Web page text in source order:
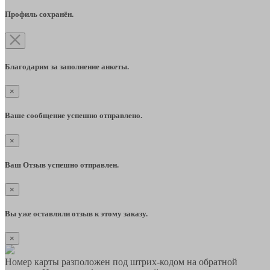
Профиль сохранён.
Благодарим за заполнение анкеты.
×
Ваше сообщение успешно отправлено.
×
Ваш Отзыв успешно отправлен.
×
Вы уже оставляли отзыв к этому заказу.
×
Номер карты разположен под штрих-кодом на обратной